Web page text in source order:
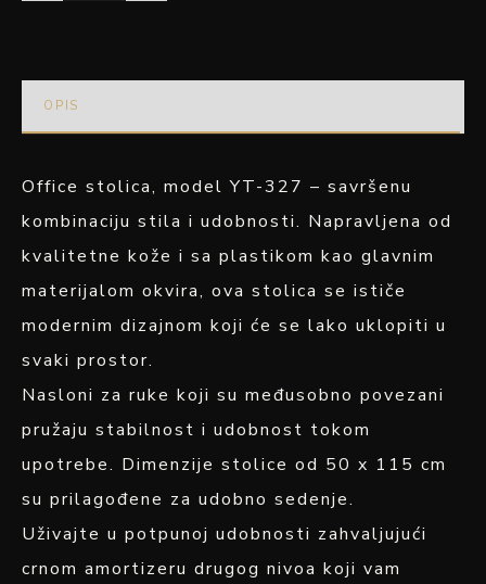
OPIS
Office stolica, model YT-327 – savršenu
kombinaciju stila i udobnosti. Napravljena od
kvalitetne kože i sa plastikom kao glavnim
materijalom okvira, ova stolica se ističe
modernim dizajnom koji će se lako uklopiti u
svaki prostor.
Nasloni za ruke koji su međusobno povezani
pružaju stabilnost i udobnost tokom
upotrebe. Dimenzije stolice od 50 x 115 cm
su prilagođene za udobno sedenje.
Uživajte u potpunoj udobnosti zahvaljujući
crnom amortizeru drugog nivoa koji vam